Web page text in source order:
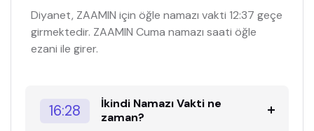
Diyanet, ZAAMIN için öğle namazı vakti 12:37 geçe
girmektedir. ZAAMIN Cuma namazı saati öğle
ezani ile girer.
16:28
İkindi Namazı Vakti ne
zaman?